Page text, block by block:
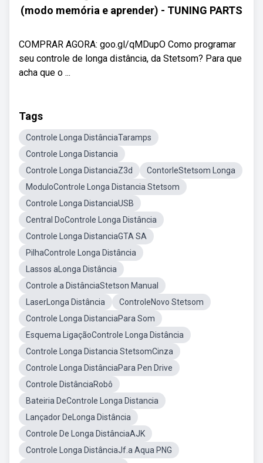
(modo memória e aprender) - TUNING PARTS
COMPRAR AGORA: goo.gl/qMDupO Como programar
seu controle de longa distância, da Stetsom? Para que
acha que o ...
Tags
Controle Longa DistânciaTaramps
Controle Longa Distancia
Controle Longa DistanciaZ3d
ContorleStetsom Longa
ModuloControle Longa Distancia Stetsom
Controle Longa DistanciaUSB
Central DoControle Longa Distância
Controle Longa DistanciaGTA SA
PilhaControle Longa Distância
Lassos aLonga Distância
Controle a DistânciaStetson Manual
LaserLonga Distância
ControleNovo Stetsom
Controle Longa DistanciaPara Som
Esquema LigaçãoControle Longa Distância
Controle Longa Distancia StetsomCinza
Controle Longa DistânciaPara Pen Drive
Controle DistânciaRobô
Bateiria DeControle Longa Distancia
Lançador DeLonga Distância
Controle De Longa DistânciaAJK
Controle Longa DistânciaJf.a Aqua PNG